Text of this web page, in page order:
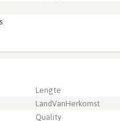
Lengte
LandVanHerkomst
Quality
login page.